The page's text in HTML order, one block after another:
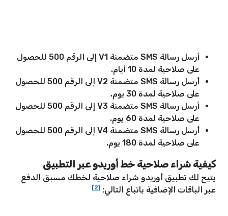
أرسل رسالة SMS متضمنة V1 إلى الرقم 500 للحصول
على صلاحية لمدة 10 أيام.
أرسل رسالة SMS متضمنة V2 إلى الرقم 500 للحصول
على صلاحية لمدة 30 يوم.
أرسل رسالة SMS متضمنة V3 إلى الرقم 500 للحصول
على صلاحية لمدة 60 يوم.
أرسل رسالة SMS متضمنة V4 إلى الرقم 500 للحصول
على صلاحية لمدة 180 يوم.
كيفية شراء صلاحية خط أوريدو عبر التطبيق
يتيح لك تطبيق أوريدو شراء صلاحية لخطك مسبق الدفع
عبر الباقات الإضافية باتباع التالي: [2]